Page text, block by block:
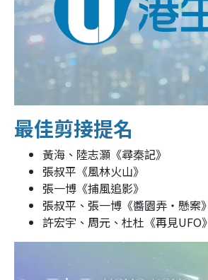
最佳剪接提名
黃海、陸志灝《尋秦記》
張叔平《風林火山》
張一博《捕風追影》
張叔平、張一博《醬園弄‧懸案》
許宏宇、周元、杜杜《再見UFO》